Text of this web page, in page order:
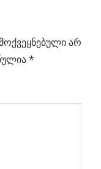
არ
*